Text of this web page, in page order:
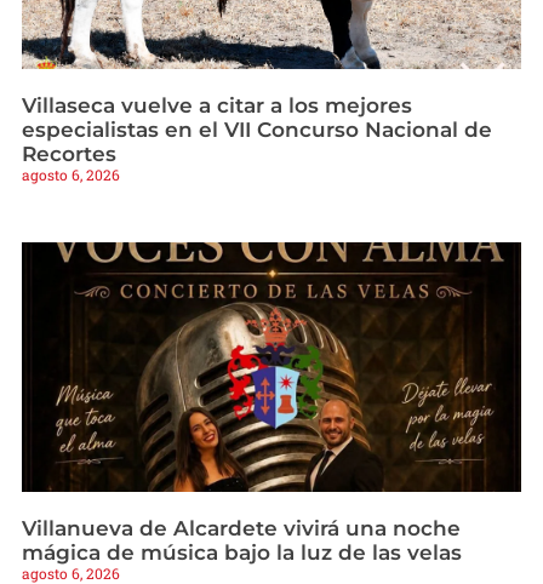
Villaseca vuelve a citar a los mejores
especialistas en el VII Concurso Nacional de
Recortes
agosto 6, 2026
Villanueva de Alcardete vivirá una noche
mágica de música bajo la luz de las velas
agosto 6, 2026